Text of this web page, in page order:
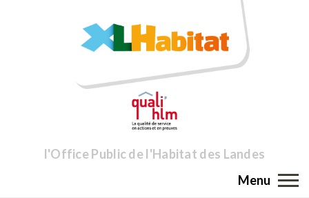
l'Office Public de l'Habitat des Landes
Menu